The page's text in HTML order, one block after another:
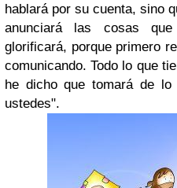
hablará por su cuenta, sino
anunciará las cosas
glorificará, porque primero
comunicando. Todo lo que
he dicho que tomará de
ustedes".